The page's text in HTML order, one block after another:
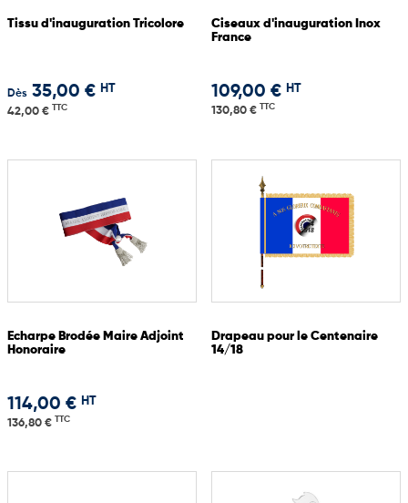
Tissu d'inauguration Tricolore
Dès 35,00 € HT
42,00 € TTC
Ciseaux d'inauguration Inox
France
109,00 € HT
130,80 € TTC
Echarpe Brodée Maire Adjoint
Honoraire
114,00 € HT
136,80 € TTC
Drapeau pour le Centenaire
14/18